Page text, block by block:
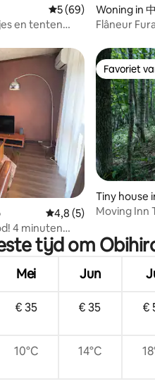
Gemiddelde
5 (69)
en tenten
grootouders
Woning in
Flâneur
5, 5 recensies
Gemiddelde
4,8 (5)
4 minuten
Gunstige
ruime
woonkamer,
Favoriet
Favoriet
Tiny house
Moving Inn
tijd om
Mei Jun
€ 35 € 35 €
10°C 14°C